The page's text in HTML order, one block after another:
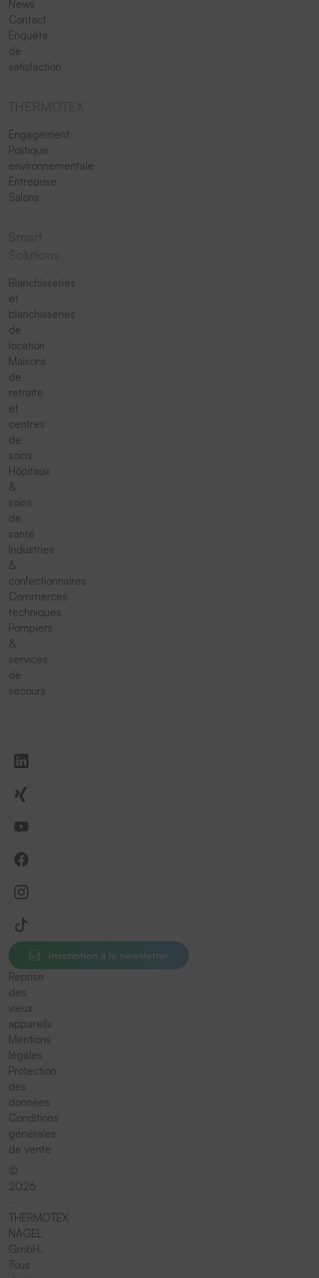
News
Contact
Enquête
de
satisfaction
Engagement
Politique
environnementale
Entreprise
Salons
Blanchisseries
et
blanchisseries
de
location
Maisons
de
retraite
et
centres
de
soins
Hôpitaux
&
soins
de
santé
Industries
&
confectionnaires
Commerces
techniques
Pompiers
&
services
de
secours
Inscription à la newsletter
Reprise
des
vieux
appareils
Mentions
légales
Protection
des
données
Conditions
générales
de vente
©
2026
-
THERMOTEX
NAGEL
GmbH.
Tous